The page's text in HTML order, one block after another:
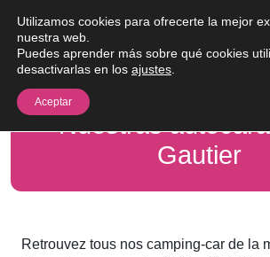
Nuestras
Gautier
Retrouvez tous nos camping-car de la
Utilizamos cookies para ofrecerte la mejor
nuestra web.
Puedes aprender más sobre qué cookies
desactivarlas en los ajustes
Aceptar